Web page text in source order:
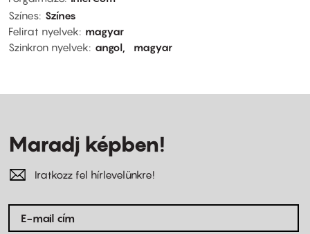
Színes Színes
Felirat nyelvek
magyar
Szinkron nyelvek
angol magyar
Maradj képben!
Iratkozz fel hírlevelünkre!